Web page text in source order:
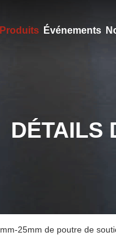
Produits Événements
DÉTAILS
25mm de poutre de